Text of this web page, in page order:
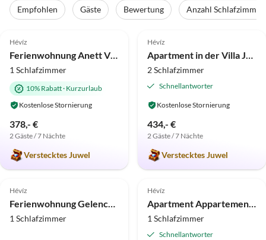
Empfohlen Gäste Bewertung Anzahl Schlafzimmer
Top-Inserat
Hévíz
Ferienwohnung Anett Villa
1 Schlafzimmer
10% Rabatt· Kurzurlaub
Kostenlose Stornierung
378,- €
2 Gäste / 7 Nächte
Verstecktes Juwel
Hévíz
Apartment in der Villa Joker
2 Schlafzimmer
Schnellantworter
Kostenlose Stornierung
434,- €
2 Gäste / 7 Nächte
Verstecktes Juwel
5.0 (2)
Hévíz
Ferienwohnung Gelencsérné
1 Schlafzimmer
Hévíz
Apartment Appartement Nr.5 Ács Hévíz
1 Schlafzimmer
Schnellantworter